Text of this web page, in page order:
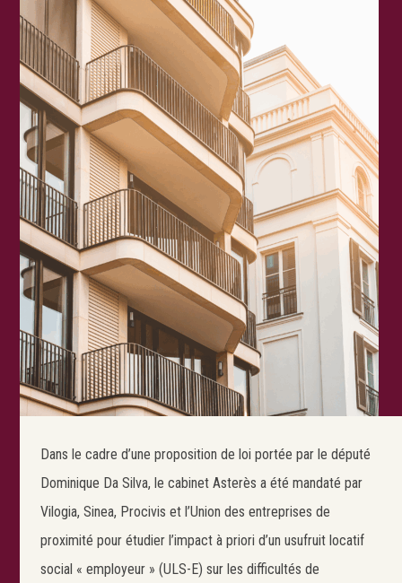
Dans le cadre d’une proposition de loi portée par le député
Dominique Da Silva, le cabinet Asterès a été mandaté par
Vilogia, Sinea, Procivis et l’Union des entreprises de
proximité pour étudier l’impact à priori d’un usufruit locatif
social « employeur » (ULS-E) sur les difficultés de